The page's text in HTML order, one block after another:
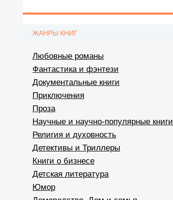
ЖАНРЫ КНИГ
Любовные романы
Фантастика и фэнтези
Документальные книги
Приключения
Проза
Научные и научно-популярные книги
Религия и духовность
Детективы и Триллеры
Книги о бизнесе
Детская литература
Юмор